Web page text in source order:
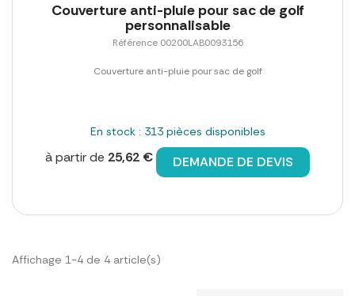
Couverture anti-pluie pour sac de golf
personnalisable
Référence 00200LAB0093156
Couverture anti-pluie pour sac de golf
En stock : 313 pièces disponibles
à partir de 25,62 € DEMANDE DE DEVIS
Affichage 1-4 de 4 article(s)